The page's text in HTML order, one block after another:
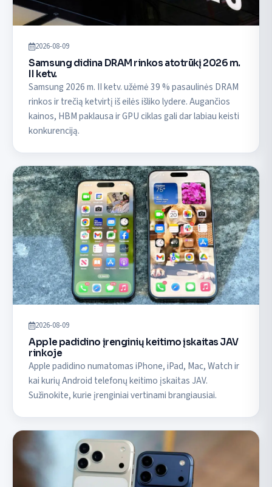
2026-08-09
Samsung didina DRAM rinkos atotrūkį 2026 m.
II ketv.
Samsung 2026 m. II ketv. užėmė 39 % pasaulinės DRAM
rinkos ir trečią ketvirtį iš eilės išliko lydere. Augančios
kainos, HBM paklausa ir GPU ciklas gali dar labiau keisti
konkurenciją.
2026-08-09
Apple padidino įrenginių keitimo įskaitas JAV
rinkoje
Apple padidino numatomas iPhone, iPad, Mac, Watch ir
kai kurių Android telefonų keitimo įskaitas JAV.
Sužinokite, kurie įrenginiai vertinami brangiausiai.